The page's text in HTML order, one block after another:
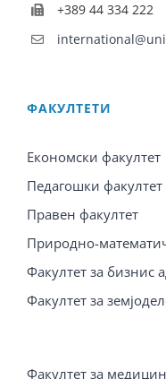
+389 44 334 222
ФАКУЛТЕТИ
Економски факултет
Педагошки факултет
Правен факултет
Природно-
Факултет за бизнис
Факултет за
Факултет за